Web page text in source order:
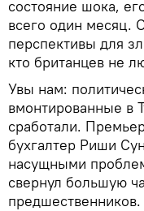
состояние шока,
всего один месяц.
перспективы для
кто британцев не
Увы нам:
вмонтированные в
сработали.
бухгалтер Риши
насущными
свернул большую
предшественников.